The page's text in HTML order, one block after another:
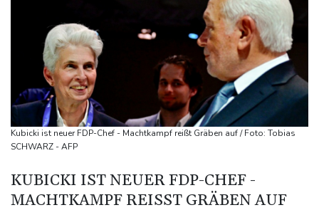
Trumps umstrittener Justizminister Blanche kurz vor der
Bestätigung im Senat
Peru und Mexiko nehmen diplomatische Beziehungen wieder auf
"Steile Lernkurve": Kretschmann lobt Amtsführung von Merz
US-Unternehmen bauen im Juli Arbeitsplätze ab
Saudi-Arabien, Türkei und Pakistan schließen inmitten von Iran-
Krieg Verteidigungsabkommen
Polizei entdeckt Cannabisplantage mit mehr als 900 Pflanzen in
Xiaomi Skynomad: N70 und N90 erhöhen den Druck auf Europas
SUV-Markt
Kubicki ist neuer FDP-Chef - Machtkampf reißt Gräben auf / Foto: Tobias
SCHWARZ - AFP
KUBICKI IST NEUER FDP-CHEF -
MACHTKAMPF REISST GRÄBEN AUF